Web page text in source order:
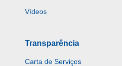
Vídeos
Transparência
Carta de Serviços